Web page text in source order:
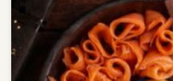
pekelwaarde zorgen wij ervoor
een heerlijke smaak krijgt.Zie